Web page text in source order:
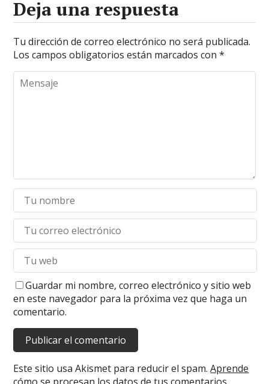
Deja una respuesta
Tu dirección de correo electrónico no será publicada.
Los campos obligatorios están marcados con*
Guardar mi nombre, correo electrónico y sitio web
en este navegador para la próxima vez que haga un
comentario.
Este sitio usa Akismet para reducir el spam.Aprende